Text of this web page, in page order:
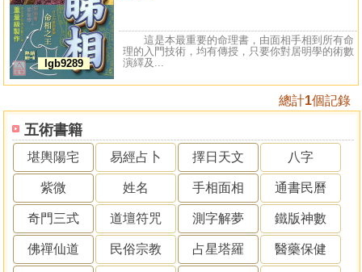
五術書籍
堪輿陽宅 易經占卜 擇日天文 八字
紫微 姓名 手相面相 通書民曆
奇門三式 道壇符咒 測字解夢 鐵版神數
佛禪仙道 民俗宗教 占星塔羅 醫藥保健
lgb9289
這是本最重要的命理書，由面相手相到所有命
理的入門技術，均有傳授，只要你對居明學的術數
演繹及...
總計1個記錄